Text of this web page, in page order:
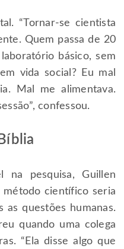
“Tornar-se cientista
Quem passa de 20
básico, sem
vida social? Eu mal
Mal me alimentava.
confessou.
na pesquisa, Guillen
científico seria
as questões humanas.
quando uma colega
“Ela disse algo que